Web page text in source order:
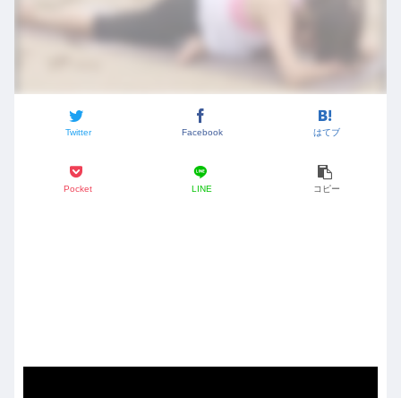
Twitter Facebook はてブ
Pocket LINE コピー